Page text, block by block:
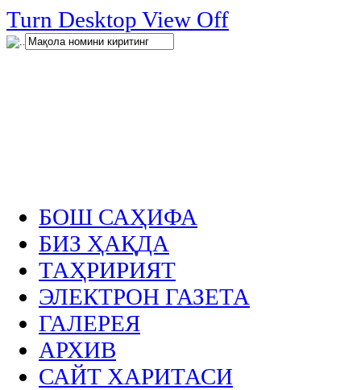
Turn Desktop View Off
.
БОШ САҲИФА
БИЗ ҲАҚДА
ТАҲРИРИЯТ
ЭЛЕКТРОН ГАЗЕТА
ГАЛЕРЕЯ
АРХИВ
САЙТ ХАРИТАСИ